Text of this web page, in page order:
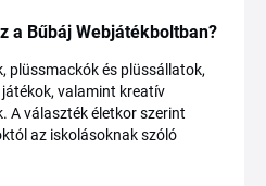
a Bűbáj Webjátékboltban?
plüssmackók és plüssállatok,
valamint kreatív
A választék életkor szerint
az iskolásoknak szóló